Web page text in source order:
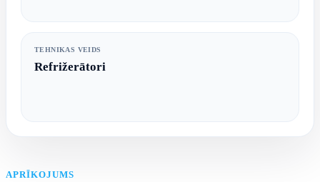
TEHNIKAS VEIDS
Refrižerātori
APRĪKOJUMS